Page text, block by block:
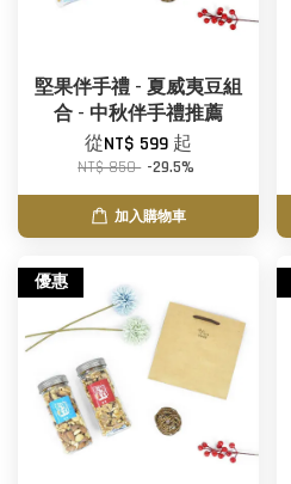
堅果伴手禮 - 夏威夷豆組
合 - 中秋伴手禮推薦
從NT$ 599 起
NT$ 850 -29.5%
加入購物車
優惠